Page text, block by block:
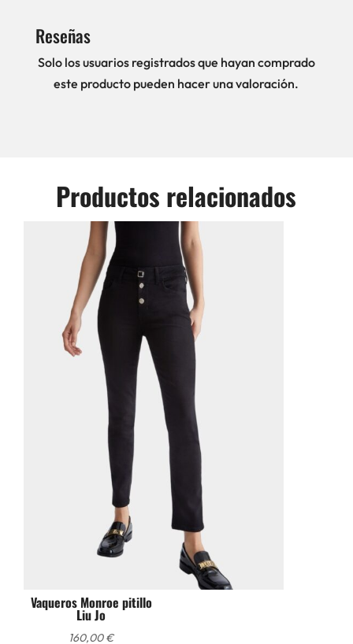
Reseñas
Solo los usuarios registrados que hayan comprado
este producto pueden hacer una valoración.
Productos relacionados
Vaqueros Monroe pitillo
Liu Jo
160,00€